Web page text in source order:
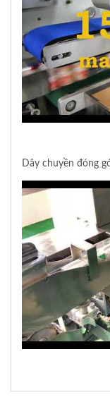
Dây chuyền đóng